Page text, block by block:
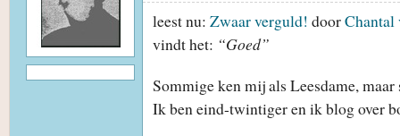
leest nu: Zwaar verguld! doorChantal
vindt het: “Goed”
Sommige ken mij als Leesdame,
Ik ben eind-twintiger en ik blog over